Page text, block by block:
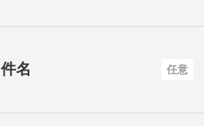
任意
件名